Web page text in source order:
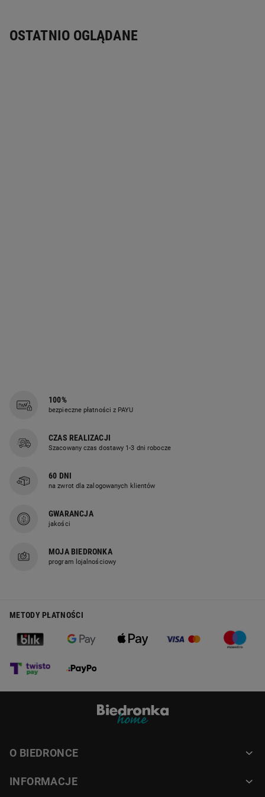
OSTATNIO OGLĄDANE
100%
bezpieczne płatności z PAYU
CZAS REALIZACJI
Szacowany czas dostawy 1-3 dni robocze
60 DNI
na zwrot dla zalogowanych klientów
GWARANCJA
jakości
MOJA BIEDRONKA
program lojalnościowy
METODY PŁATNOŚCI
O BIEDRONCE
INFORMACJE